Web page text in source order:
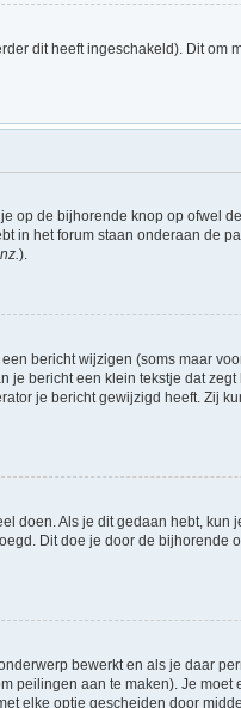
dit heeft ingeschakeld). Dit om
op de bijhorende knop op ofwel
in het forum staan onderaan de
).
bericht wijzigen (soms maar
bericht een klein tekstje dat
je bericht gewijzigd heeft. Zij
doen. Als je dit gedaan hebt, kun
Dit doe je door de bijhorende
bewerkt en als je daar
peilingen aan te maken). Je
elke optie gescheiden door